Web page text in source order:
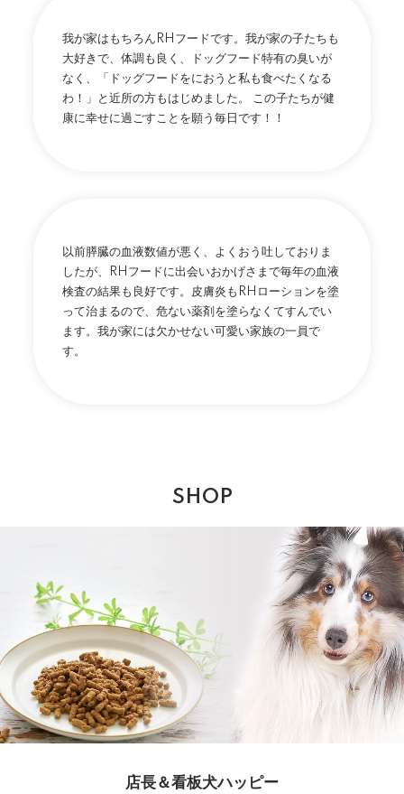
我が家はもちろんRHフードです。我が家の子たちも
大好きで、体調も良く、ドッグフード特有の臭いが
なく、「ドッグフードをにおうと私も食べたくなる
わ！」と近所の方もはじめました。 この子たちが健
康に幸せに過ごすことを願う毎日です！！
以前膵臓の血液数値が悪く、よくおう吐しておりま
したが、RHフードに出会いおかげさまで毎年の血液
検査の結果も良好です。皮膚炎もRHローションを塗
って治まるので、危ない薬剤を塗らなくてすんでい
ます。我が家には欠かせない可愛い家族の一員で
す。
SHOP
店長＆看板犬ハッピー